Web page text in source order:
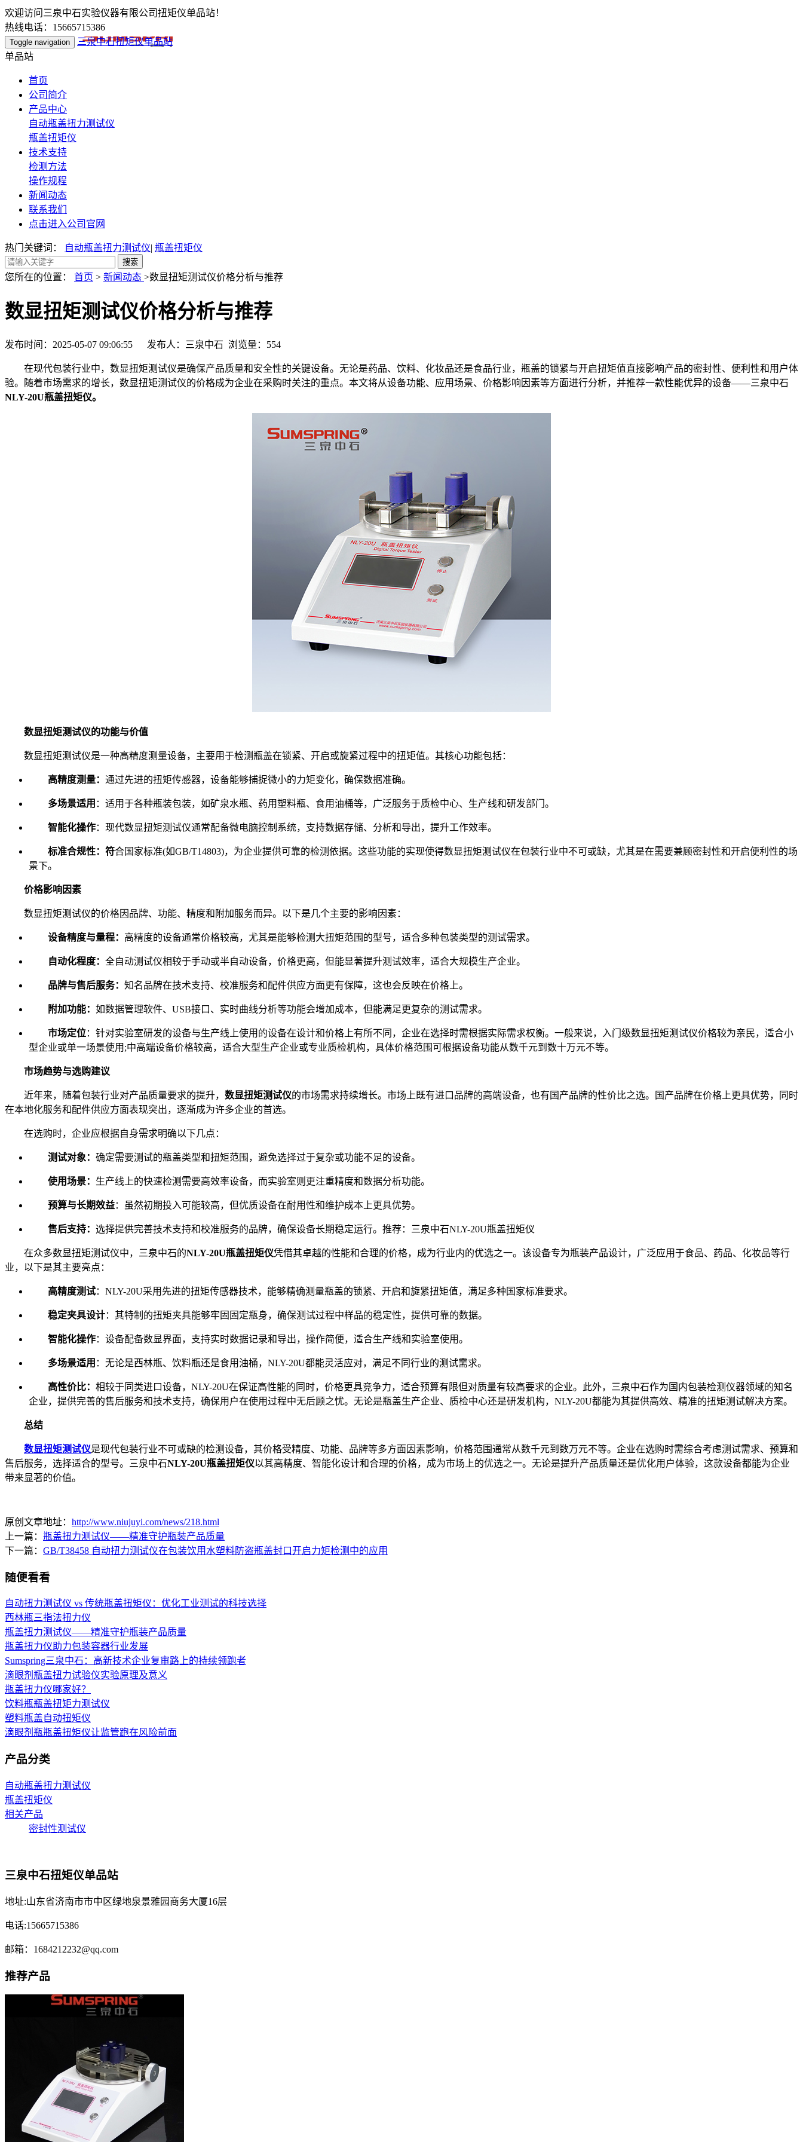
欢迎访问三泉中石实验仪器有限公司扭矩仪单品站！
热线电话：15665715386
Toggle navigation
三泉中石扭矩仪单品站
单品站
首页
公司简介
产品中心
自动瓶盖扭力测试仪
瓶盖扭矩仪
技术支持
检测方法
操作规程
新闻动态
联系我们
点击进入公司官网
热门关键词： 自动瓶盖扭力测试仪| 瓶盖扭矩仪
您所在的位置： 首页 > 新闻动态 >数显扭矩测试仪价格分析与推荐
数显扭矩测试仪价格分析与推荐
发布时间：2025-05-07 09:06:55 发布人：三泉中石 浏览量： 554
在现代包装行业中，数显扭矩测试仪是确保产品质量和安全性的关键设备。无论是药品、饮料、化妆品还是食品行业，瓶盖的锁紧与开启扭矩值直接影响产品的密封性、便利性和用户体
验。随着市场需求的增长，数显扭矩测试仪的价格成为企业在采购时关注的重点。本文将从设备功能、应用场景、价格影响因素等方面进行分析，并推荐一款性能优异的设备——三泉中石
NLY-20U瓶盖扭矩仪。
数显扭矩测试仪的功能与价值
数显扭矩测试仪是一种高精度测量设备，主要用于检测瓶盖在锁紧、开启或旋紧过程中的扭矩值。其核心功能包括：
高精度测量： 通过先进的扭矩传感器，设备能够捕捉微小的力矩变化，确保数据准确。
多场景适用 ：适用于各种瓶装包装，如矿泉水瓶、药用塑料瓶、食用油桶等，广泛服务于质检中心、生产线和研发部门。
智能化操作：现代数显扭矩测试仪通常配备微电脑控制系统，支持数据存储、分析和导出，提升工作效率。
标准合规性：符合国家标准(如GB/T14803)，为企业提供可靠的检测依据。这些功能的实现使得数显扭矩测试仪在包装行业中不可或缺，尤其是在需要兼顾密封性和开启便利性的场
景下。
价格影响因素
数显扭矩测试仪的价格因品牌、功能、精度和附加服务而异。以下是几个主要的影响因素：
设备精度与量程： 高精度的设备通常价格较高，尤其是能够检测大扭矩范围的型号，适合多种包装类型的测试需求。
自动化程度： 全自动测试仪相较于手动或半自动设备，价格更高，但能显著提升测试效率，适合大规模生产企业。
品牌与售后服务： 知名品牌在技术支持、校准服务和配件供应方面更有保障，这也会反映在价格上。
附加功能： 如数据管理软件、USB接口、实时曲线分析等功能会增加成本，但能满足更复杂的测试需求。
市场定位：针对实验室研发的设备与生产线上使用的设备在设计和价格上有所不同，企业在选择时需根据实际需求权衡。一般来说，入门级数显扭矩测试仪价格较为亲民，适合小
型企业或单一场景使用;中高端设备价格较高，适合大型生产企业或专业质检机构，具体价格范围可根据设备功能从数千元到数十万元不等。
市场趋势与选购建议
近年来，随着包装行业对产品质量要求的提升， 数显扭矩测试仪的市场需求持续增长。市场上既有进口品牌的高端设备，也有国产品牌的性价比之选。国产品牌在价格上更具优势，同时
在本地化服务和配件供应方面表现突出，逐渐成为许多企业的首选。
在选购时，企业应根据自身需求明确以下几点：
测试对象： 确定需要测试的瓶盖类型和扭矩范围，避免选择过于复杂或功能不足的设备。
使用场景： 生产线上的快速检测需要高效率设备，而实验室则更注重精度和数据分析功能。
预算与长期效益：虽然初期投入可能较高，但优质设备在耐用性和维护成本上更具优势。
售后支持： 选择提供完善技术支持和校准服务的品牌，确保设备长期稳定运行。推荐：三泉中石NLY-20U瓶盖扭矩仪
在众多数显扭矩测试仪中，三泉中石的NLY-20U瓶盖扭矩仪凭借其卓越的性能和合理的价格，成为行业内的优选之一。该设备专为瓶装产品设计，广泛应用于食品、药品、化妆品等行
业，以下是其主要亮点：
高精度测试：NLY-20U采用先进的扭矩传感器技术，能够精确测量瓶盖的锁紧、开启和旋紧扭矩值，满足多种国家标准要求。
稳定夹具设计：其特制的扭矩夹具能够牢固固定瓶身，确保测试过程中样品的稳定性，提供可靠的数据。
智能化操作：设备配备数显界面，支持实时数据记录和导出，操作简便，适合生产线和实验室使用。
多场景适用 ：无论是西林瓶、饮料瓶还是食用油桶，NLY-20U都能灵活应对，满足不同行业的测试需求。
高性价比： 相较于同类进口设备，NLY-20U在保证高性能的同时，价格更具竞争力，适合预算有限但对质量有较高要求的企业。此外，三泉中石作为国内包装检测仪器领域的知名
企业，提供完善的售后服务和技术支持，确保用户在使用过程中无后顾之忧。无论是瓶盖生产企业、质检中心还是研发机构，NLY-20U都能为其提供高效、精准的扭矩测试解决方案。
总结
数显扭矩测试仪是现代包装行业不可或缺的检测设备，其价格受精度、功能、品牌等多方面因素影响，价格范围通常从数千元到数万元不等。企业在选购时需综合考虑测试需求、预算和
售后服务，选择适合的型号。三泉中石NLY-20U瓶盖扭矩仪以其高精度、智能化设计和合理的价格，成为市场上的优选之一。无论是提升产品质量还是优化用户体验，这款设备都能为企业
带来显著的价值。
原创文章地址： http://www.niujuyi.com/news/218.html
上一篇： 瓶盖扭力测试仪——精准守护瓶装产品质量
下一篇： GB/T38458 自动扭力测试仪在包装饮用水塑料防盗瓶盖封口开启力矩检测中的应用
随便看看
自动扭力测试仪 vs 传统瓶盖扭矩仪：优化工业测试的科技选择
西林瓶三指法扭力仪
瓶盖扭力测试仪——精准守护瓶装产品质量
瓶盖扭力仪助力包装容器行业发展
Sumspring三泉中石：高新技术企业复审路上的持续领跑者
滴眼剂瓶盖扭力试验仪实验原理及意义
瓶盖扭力仪哪家好？
饮料瓶瓶盖扭矩力测试仪
塑料瓶盖自动扭矩仪
滴眼剂瓶瓶盖扭矩仪让监管跑在风险前面
产品分类
自动瓶盖扭力测试仪
瓶盖扭矩仪
相关产品
密封性测试仪
三泉中石扭矩仪单品站
地址:山东省济南市市中区绿地泉景雅园商务大厦16层
电话:15665715386
邮箱：1684212232@qq.com
推荐产品